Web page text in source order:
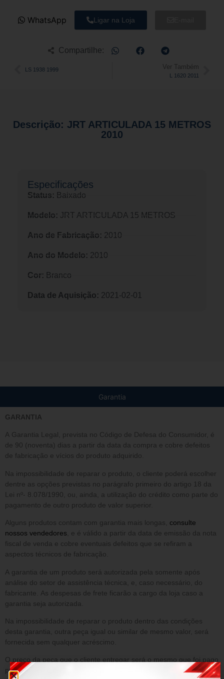
WhatsApp Ligar na Loja
Compartilhe:
LS 1938 1999 Ver Também
L 1620 2011
Descrição: JRT ARTICULADA 15 METROS
2010
Especificações​
Status: Baixado
Modelo: JRT ARTICULADA 15 METROS
Ano de Fabricação: 2010
Ano do Modelo: 2010
Cor: Branco
Data de Aquisição: 2021-02-01
Garantia
GARANTIA
A Garantia Legal, prevista no Código de Defesa do Consumidor, é
de 90 (noventa) dias a partir da data da compra e cobre defeitos
de fabricação e vícios do produto adquirido.
Na impossibilidade de reparar o produto, o cliente poderá escolher
dentre as opções previstas no parágrafo primeiro do artigo 18 da
Lei nº- 8.078/1990, ou, ainda, a utilização do crédito como parte do
pagamento de outro produto de valor superior.
Alguns produtos contam com garantia mais longas, consulte
nossos vendedores , e é válido a partir da data de emissão da nota
fiscal de venda e cobre eventuais defeitos que se refiram a
aspectos técnicos de fabricação.
A garantia de um produto será autorizada pela somente após
análise do setor de assistência técnica, e, caso necessário, do
fabricante. As despesas de frete ficarão a cargo da loja caso a
garantia seja autorizada.
Na impossibilidade de reparar o produto dentro das condições
desta garantia, outra peça igual ou similar de mesmo valor, será
fornecida sem qualquer acréscimo.
O preço da peça que o cliente entregar será o mesmo que foi pago
pela peça na época da compra, sem qualquer valorização. O valor